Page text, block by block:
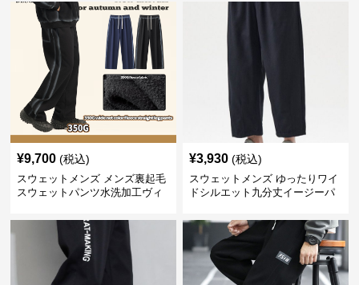
¥9,700 (税込)
スウェットメンズ メンズ裏起毛
スウェットパンツ水洗加工ヴィ
¥3,930 (税込)
スウェットメンズ ゆったりワイ
ドシルエット九分丈イージーパ